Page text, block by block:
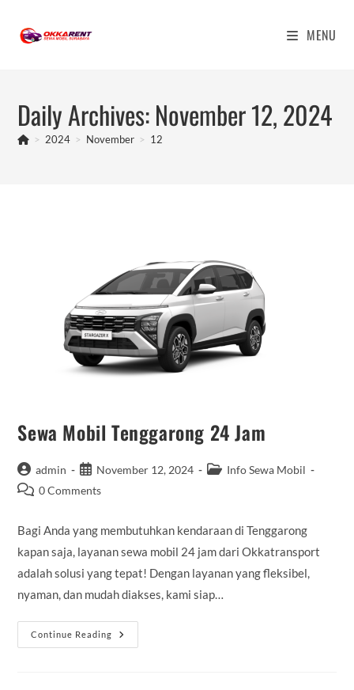
content
MENU
Daily Archives: November 12, 2024
> 2024 > November > 12
Sewa Mobil Tenggarong 24 Jam
Post
author:
admin
Post
published:
November 12, 2024
PostInfo Sewa Mobil
Post0 Comments
Bagi Anda yang membutuhkan kendaraan di Tenggarong
kapan saja, layanan sewa mobil 24 jam dari Okkatransport
adalah solusi yang tepat! Dengan layanan yang fleksibel,
nyaman, dan mudah diakses, kami siap…
Continue Reading
Sewa
Mobil